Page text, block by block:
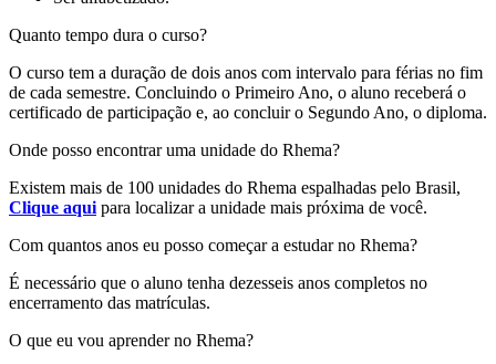
Quanto tempo dura o curso?
O curso tem a duração de dois anos com intervalo para férias no fim
de cada semestre. Concluindo o Primeiro Ano, o aluno receberá o
certificado de participação e, ao concluir o Segundo Ano, o diploma.
Onde posso encontrar uma unidade do Rhema?
Existem mais de 100 unidades do Rhema espalhadas pelo Brasil,
Clique aqui para localizar a unidade mais próxima de você.
Com quantos anos eu posso começar a estudar no Rhema?
É necessário que o aluno tenha dezesseis anos completos no
encerramento das matrículas.
O que eu vou aprender no Rhema?